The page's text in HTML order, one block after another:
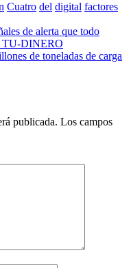
Cuatro del digital factores
de alerta que todo
TU-DINERO
de toneladas de carga
publicada. Los campos